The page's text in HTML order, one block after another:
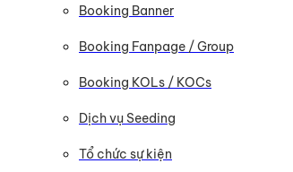
Booking Banner
Booking Fanpage / Group
Booking KOLs / KOCs
Dịch vụ Seeding
Tổ chức sự kiện